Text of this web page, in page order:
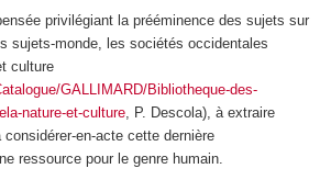
privilégiant la prééminence des sujets sur
sujets-monde, les sociétés occidentales
culture
GALLIMARD/Bibliotheque-des-
nature-et-culture, P. Descola), à extraire
en-acte cette dernière
ressource pour le genre humain.